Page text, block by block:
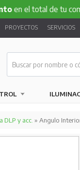
de tu compra!
PROYECTOS SERVICIOS
DLP y acc. » Angulo